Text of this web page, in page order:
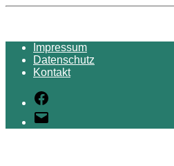
Impressum
Datenschutz
Kontakt
Facebook
E-
Mail